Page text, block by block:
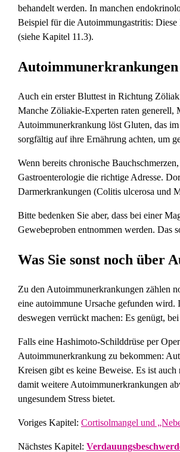
behandelt werden. In manchen
Beispiel für die Autoimmungastritis:
(siehe Kapitel 11.3).
Autoimmunerkrankungen
Auch ein erster Bluttest in Richtung
Manche Zöliakie-Experten raten generell,
Autoimmunerkrankung löst Gluten, das
sorgfältig auf ihre Ernährung achten, um
Wenn bereits chronische
Gastroenterologie die richtige Adresse.
Darmerkrankungen (Colitis ulcerosa und
Bitte bedenken Sie aber, dass bei einer
Gewebeproben entnommen werden. Das
Was Sie sonst noch über
Zu den Autoimmunerkrankungen zählen
eine autoimmune Ursache gefunden
deswegen verrückt machen: Es genügt,
Falls eine Hashimoto-Schilddrüse per
Autoimmunerkrankung zu bekommen:
Kreisen gibt es keine Beweise. Es ist
damit weitere Autoimmunerkrankungen
ungesundem Stress bietet.
Voriges Kapitel: Cortisolmangel und
Nächstes Kapitel: